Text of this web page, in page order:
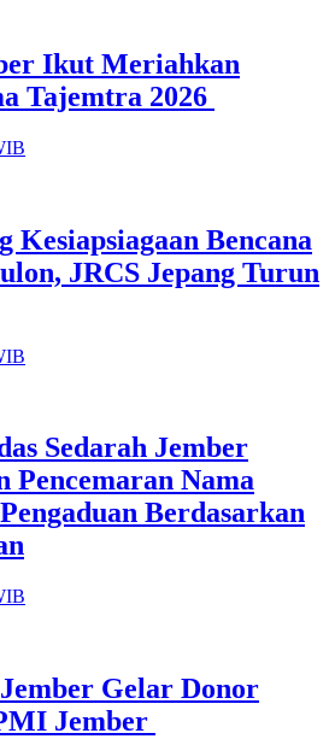
Ikut Meriahkan
Tajemtra 2026
Kesiapsiagaan Bencana
JRCS Jepang Turun
Sedarah Jember
Pencemaran Nama
Berdasarkan
Gelar Donor
Jember